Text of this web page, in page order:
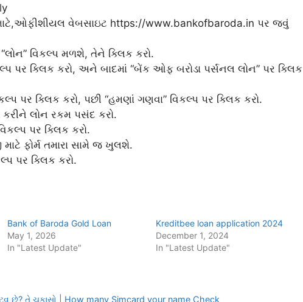
વેબસાઇટ https://www.bankofbaroda.in પર જવું
વિકલ્પ મળશે, તેને ક્લિક કરો.
પર ક્લિક કરો, અને બાદમાં “બેંક ઓફ બરોડા પર્સનલ લોન” પર ક્લિક
પર ક્લિક કરો, પછી “હમણાં ગણવા” વિકલ્પ પર ક્લિક કરો.
લોન રકમ પસંદ કરો.
પર ક્લિક કરો.
ફોર્મ તમારા સામે જ ખુલશે.
પર ક્લિક કરો.
Bank of Baroda Gold Loan
May 1, 2026
In "Latest Update"
Kreditbee loan application 2024
December 1, 2024
In "Latest Update"
છે? તે ચકાસો | How many Simcard your name Check